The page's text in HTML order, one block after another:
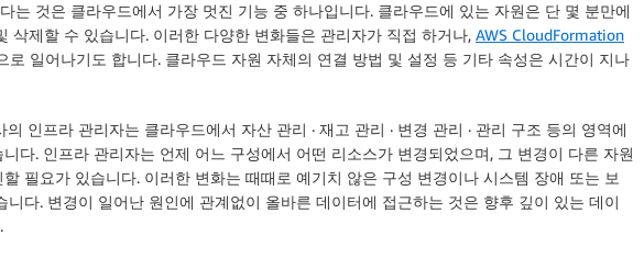
는 것은 클라우드에서 가장 멋진 기능 중 하나입니다. 클라우드에 있는 자원은 단 몇 분만에
삭제할 수 있습니다. 이러한 다양한 변화들은 관리자가 직접 하거나, AWS CloudFormation
로 일어나기도 합니다. 클라우드 자원 자체의 연결 방법 및 설정 등 기타 속성은 시간이 지나
인프라 관리자는 클라우드에서 자산 관리 · 재고 관리 · 변경 관리 · 관리 구조 등의 영역에
다. 인프라 관리자는 언제 어느 구성에서 어떤 리소스가 변경되었으며, 그 변경이 다른 자원
필요가 있습니다. 이러한 변화는 때때로 예기치 않은 구성 변경이나 시스템 장애 또는 보
니다. 변경이 일어난 원인에 관계없이 올바른 데이터에 접근하는 것은 향후 깊이 있는 데이